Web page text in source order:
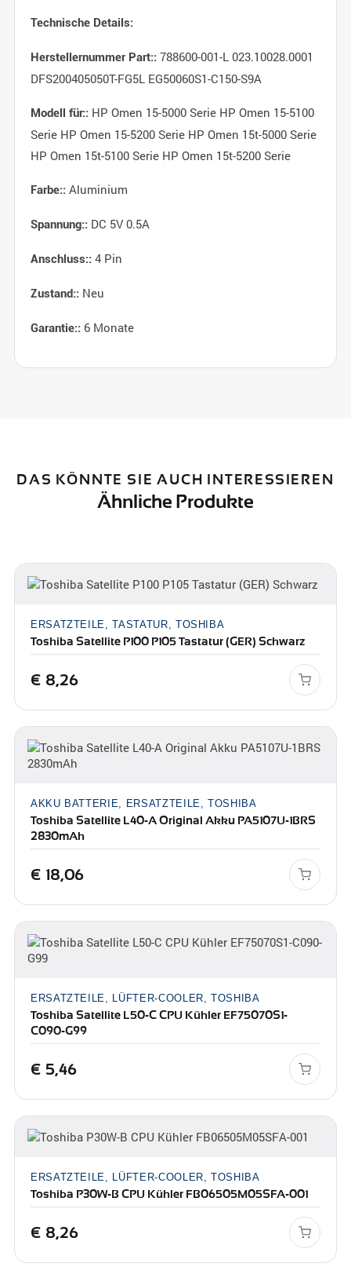
Technische Details:
Herstellernummer Part::788600-001-L 023.10028.0001
DFS200405050T-FG5L EG50060S1-C150-S9A
Modell für::HP Omen 15-5000 Serie HP Omen 15-5100
Serie HP Omen 15-5200 Serie HP Omen 15t-5000 Serie
HP Omen 15t-5100 Serie HP Omen 15t-5200 Serie
Farbe::Aluminium
Spannung::DC 5V 0.5A
Anschluss::4 Pin
Zustand::Neu
Garantie::6 Monate
DAS KÖNNTE SIE AUCH INTERESSIEREN
Ähnliche Produkte
ERSATZTEILE, TASTATUR, TOSHIBA
Toshiba Satellite P100 P105 Tastatur (GER) Schwarz
€ 8,26
AKKU BATTERIE, ERSATZTEILE, TOSHIBA
Toshiba Satellite L40-A Original Akku PA5107U-1BRS
2830mAh
€ 18,06
ERSATZTEILE, LÜFTER-COOLER, TOSHIBA
Toshiba Satellite L50-C CPU Kühler EF75070S1-
C090-G99
€ 5,46
ERSATZTEILE, LÜFTER-COOLER, TOSHIBA
Toshiba P30W-B CPU Kühler FB06505M05SFA-001
€ 8,26